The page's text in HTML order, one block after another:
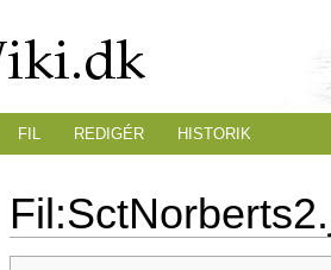
FIL REDIGÉR HISTORIK